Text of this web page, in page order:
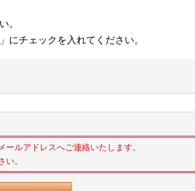
。
にチェックを入れてください。
ルアドレスへご連絡いたします。
。